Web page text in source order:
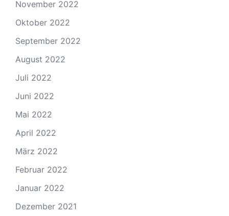
November 2022
Oktober 2022
September 2022
August 2022
Juli 2022
Juni 2022
Mai 2022
April 2022
März 2022
Februar 2022
Januar 2022
Dezember 2021